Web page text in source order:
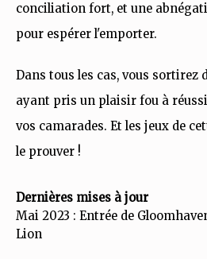
conciliation fort, et une
pour espérer l'emporter.
Dans tous les cas, vous sortirez
ayant pris un plaisir fou à
vos camarades. Et les jeux de
le prouver !
Dernières mises à jour
Mai 2023 : Entrée de
Lion